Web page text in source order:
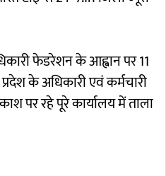
फेडरेशन के आह्वान पर 11
के अधिकारी एवं कर्मचारी
पर रहे पूरे कार्यालय में ताला